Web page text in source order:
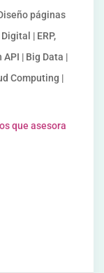
páginas
| ERP,
| Big Data |
Computing |
que asesora